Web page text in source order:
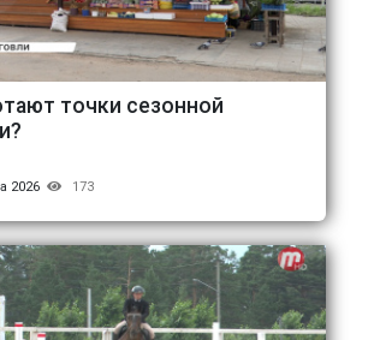
точки сезонной
2026 173